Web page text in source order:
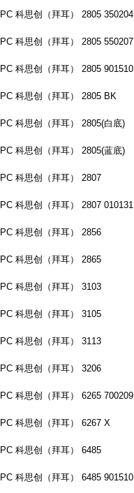
PC 科思创（拜耳） 2805 350204
PC 科思创（拜耳） 2805 550207
PC 科思创（拜耳） 2805 901510
PC 科思创（拜耳） 2805 BK
PC 科思创（拜耳） 2805(白底)
PC 科思创（拜耳） 2805(蓝底)
PC 科思创（拜耳） 2807
PC 科思创（拜耳） 2807 010131
PC 科思创（拜耳） 2856
PC 科思创（拜耳） 2865
PC 科思创（拜耳） 3103
PC 科思创（拜耳） 3105
PC 科思创（拜耳） 3113
PC 科思创（拜耳） 3206
PC 科思创（拜耳） 6265 700209
PC 科思创（拜耳） 6267 X
PC 科思创（拜耳） 6485
PC 科思创（拜耳） 6485 901510